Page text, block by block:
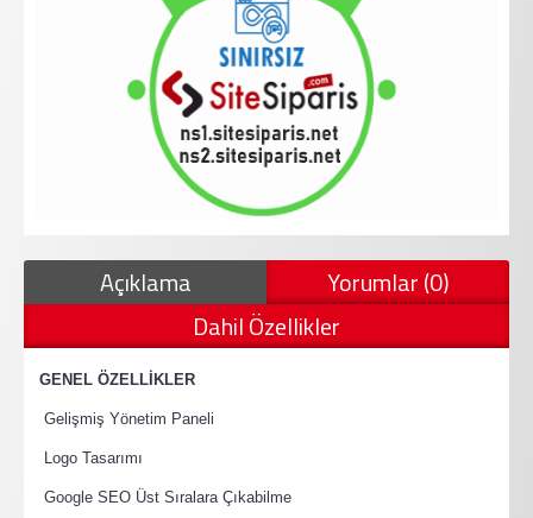
Açıklama
Yorumlar (0)
Dahil Özellikler
GENEL ÖZELLİKLER
Gelişmiş Yönetim Paneli
Logo Tasarımı
Google SEO Üst Sıralara Çıkabilme